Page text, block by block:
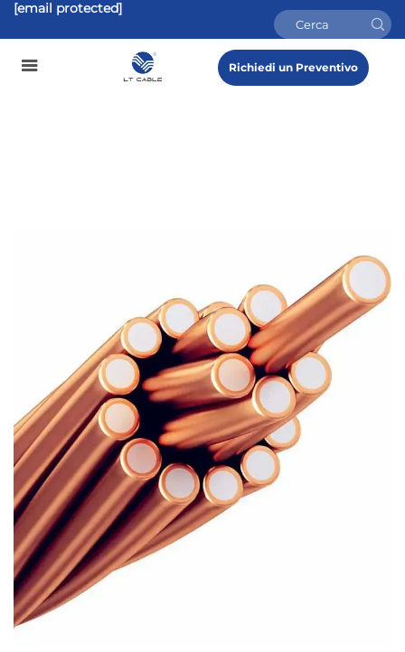
[email protected]
Richiedi un Preventivo